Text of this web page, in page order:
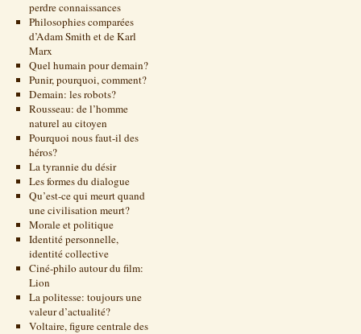
perdre connaissances
Philosophies comparées
d’Adam Smith et de Karl
Marx
Quel humain pour demain?
Punir, pourquoi, comment?
Demain: les robots?
Rousseau: de l’homme
naturel au citoyen
Pourquoi nous faut-il des
héros?
La tyrannie du désir
Les formes du dialogue
Qu’est-ce qui meurt quand
une civilisation meurt?
Morale et politique
Identité personnelle,
identité collective
Ciné-philo autour du film:
Lion
La politesse: toujours une
valeur d’actualité?
Voltaire, figure centrale des